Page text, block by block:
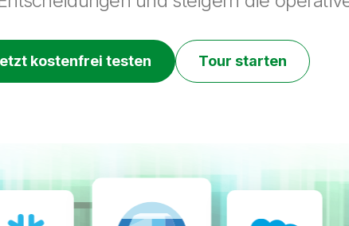
kostenfrei testen Tour starten